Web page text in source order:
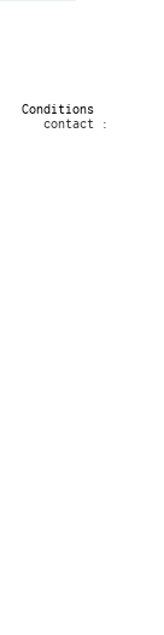
Conditions
contact :